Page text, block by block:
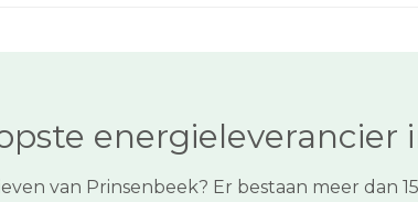
energieleverancier
van Prinsenbeek? Er bestaan meer dan